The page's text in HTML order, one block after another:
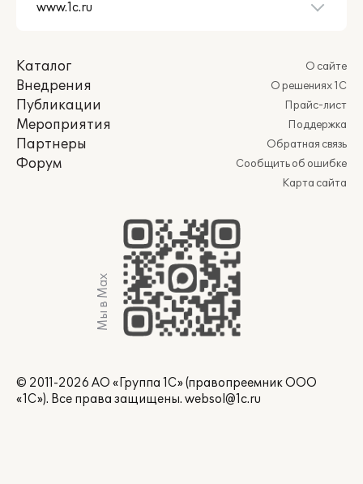
Каталог
Внедрения
Публикации
Мероприятия
Партнеры
Форум
О сайте
О решениях 1С
Прайс-лист
Поддержка
Обратная связь
Сообщить об ошибке
Карта сайта
Мы в Max
© 2011-2026 АО «Группа 1С» (правопреемник ООО
«1С»). Все права защищены. websol@1c.ru